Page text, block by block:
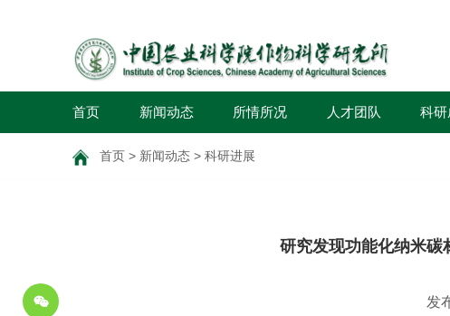
首页 新闻动态 所情所况 人才团队 科
首页 > 新闻动态 > 科研进展
研究发现功能化纳米碳
发